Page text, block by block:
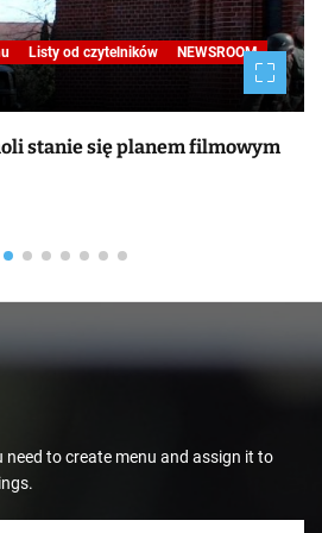
Listy od czytelników
NEWSROOM
stanie się planem filmowym
need to create menu and assign it to